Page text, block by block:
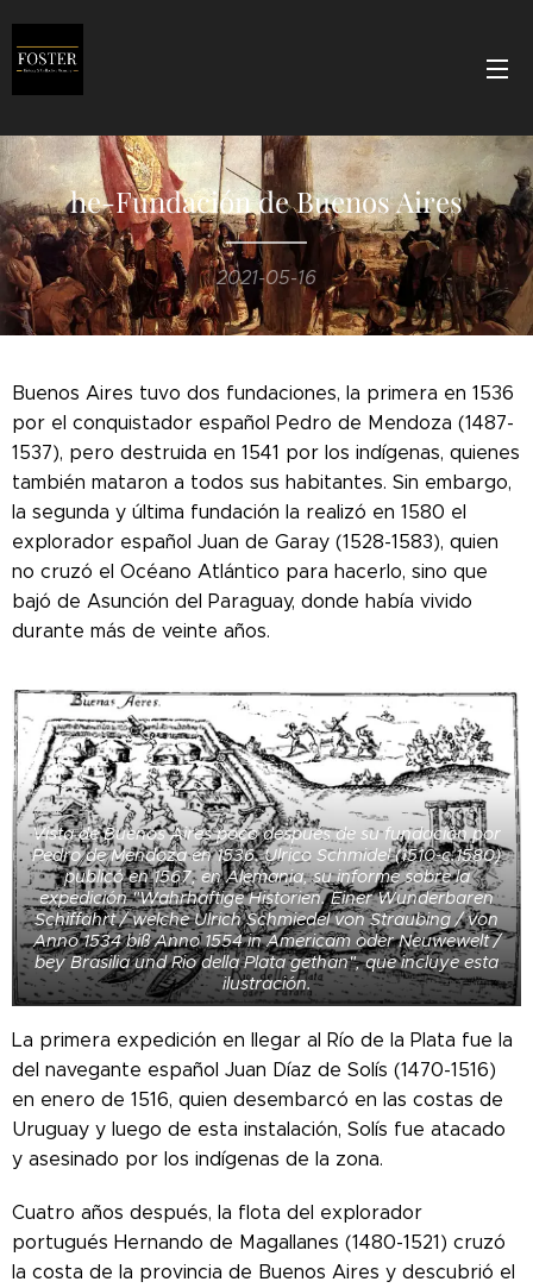
he-Fundación de Buenos Aires
2021-05-16
Buenos Aires tuvo dos fundaciones, la primera en 1536
por el conquistador español Pedro de Mendoza (1487-
1537), pero destruida en 1541 por los indígenas, quienes
también mataron a todos sus habitantes. Sin embargo,
la segunda y última fundación la realizó en 1580 el
explorador español Juan de Garay (1528-1583), quien
no cruzó el Océano Atlántico para hacerlo, sino que
bajó de Asunción del Paraguay, donde había vivido
durante más de veinte años.
Vista de Buenos Aires poco después de su fundación por
Pedro de Mendoza en 1536. Ulrico Schmidel (1510-c.1580)
publicó en 1567, en Alemania, su informe sobre la
expedición "Wahrhaftige Historien. Einer Wunderbaren
Schiffahrt / welche Ulrich Schmiedel von Straubing / von
Anno 1534 biß Anno 1554 in Americam oder Neuwewelt /
bey Brasilia und Rio della Plata gethan", que incluye esta
ilustración.
La primera expedición en llegar al Río de la Plata fue la
del navegante español Juan Díaz de Solís (1470-1516)
en enero de 1516, quien desembarcó en las costas de
Uruguay y luego de esta instalación, Solís fue atacado
y asesinado por los indígenas de la zona.
Cuatro años después, la flota del explorador
portugués Hernando de Magallanes (1480-1521) cruzó
la costa de la provincia de Buenos Aires y descubrió el